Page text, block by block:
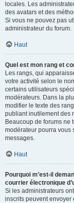
locales. Les
des avatars et des
Si vous ne pouvez pas
administrateur du forum.
Haut
Quel est mon rang et
Les rangs, qui
votre activité selon le
certains utilisateurs
modérateurs. Dans la
modifier le texte des
publiant inutilement des
Beaucoup de forums ne
modérateur pourra vous
messages.
Haut
Pourquoi m’est-il
courrier électronique
Si les administrateurs
inscrits peuvent